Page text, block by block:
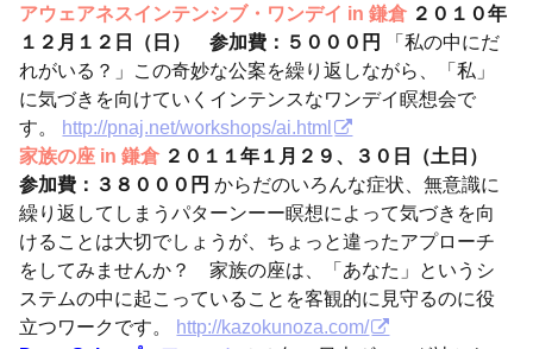
アウェアネスインテンシブ・ワンデイ in 鎌倉 ２０１０年
１２月１２日（日） 参加費：５０００円
「私の中にだ
れがいる？」この奇妙な公案を繰り返しながら、「私」
に気づきを向けていくインテンスなワンデイ瞑想会で
す。 http://pnaj.net/workshops/ai.html
家族の座 in 鎌倉 ２０１１年１月２９、３０日（土日）
参加費：３８０００円 からだのいろんな症状、無意識に
繰り返してしまうパターンーー瞑想によって気づきを向
けることは大切でしょうが、ちょっと違ったアプローチ
をしてみませんか？ 家族の座は、「あなた」というシ
ステムの中に起こっていることを客観的に見守るのに役
立つワークです。 http://kazokunoza.com/